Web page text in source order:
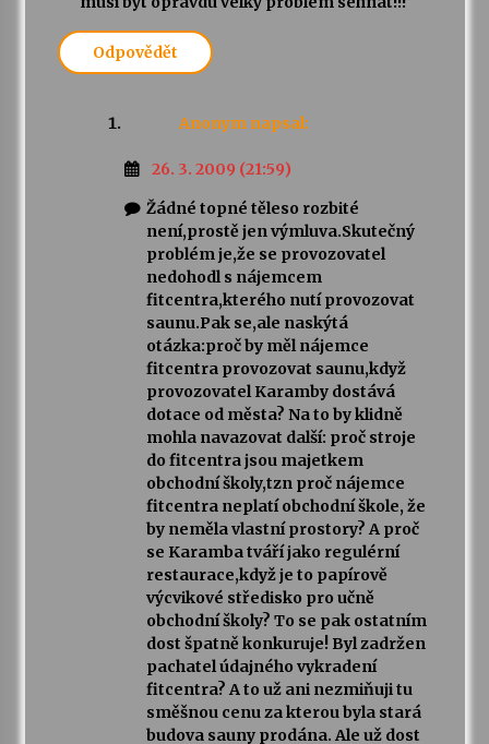
Petr Adamec – Malovaný svět
Odpovědět
Anonym napsal:
26. 3. 2009 (21:59)
Žádné topné těleso rozbité
není,prostě jen výmluva.Skutečný
problém je,že se provozovatel
nedohodl s nájemcem
fitcentra,kterého nutí provozovat
saunu.Pak se,ale naskýtá
otázka:proč by měl nájemce
fitcentra provozovat saunu,když
provozovatel Karamby dostává
dotace od města? Na to by klidně
mohla navazovat další: proč stroje
do fitcentra jsou majetkem
obchodní školy,tzn proč nájemce
fitcentra neplatí obchodní škole, že
by neměla vlastní prostory? A proč
se Karamba tváří jako regulérní
restaurace,když je to papírově
výcvikové středisko pro učně
obchodní školy? To se pak ostatním
dost špatně konkuruje! Byl zadržen
pachatel údajného vykradení
fitcentra? A to už ani nezmiňuji tu
směšnou cenu za kterou byla stará
budova sauny prodána. Ale už dost